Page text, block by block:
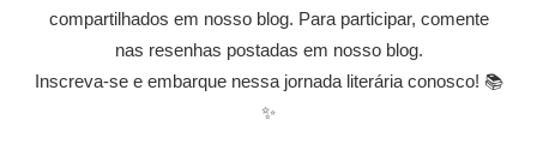
compartilhados em nosso blog. Para participar, comente
nas resenhas postadas em nosso blog.
Inscreva-se e embarque nessa jornada literária conosco! 📚
✨